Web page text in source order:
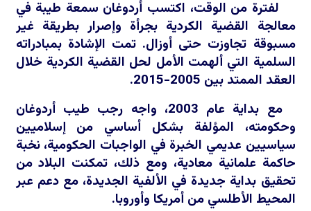
لفترة من الوقت، اكتسب أردوغان سمعة طيبة في
معالجة القضية الكردية بجرأة وإصرار بطريقة غير
مسبوقة تجاوزت حتى أوزال. تمت الإشادة بمبادراته
السلمية التي ألهمت الأمل لحل القضية الكردية خلال
العقد الممتد بين 2005-2015.
مع بداية عام 2003، واجه رجب طيب أردوغان
وحكومته، المؤلفة بشكل أساسي من إسلاميين
سياسيين عديمي الخبرة في الواجبات الحكومية، نخبة
حاكمة علمانية معادية، ومع ذلك، تمكنت البلاد من
تحقيق بداية جديدة في الألفية الجديدة، مع دعم عبر
المحيط الأطلسي من أمريكا وأوروبا.